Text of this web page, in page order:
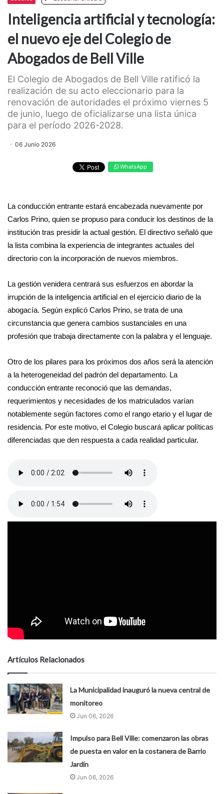
Inteligencia artificial y tecnología:
el nuevo eje del Colegio de
Abogados de Bell Ville
El Colegio de Abogados de Bell Ville ratificó la
realización de su acto eleccionario para la
renovación de autoridades el próximo viernes 5
de junio, luego de oficializarse una lista única
para el período 2026-2028.
06 Junio 2026
WhatsApp
La conducción entrante estará encabezada nuevamente por
Carlos Prino, quien se propuso para conducir los destinos de la
institución tras presidir la actual gestión. El directivo señaló que
la lista combina la experiencia de integrantes actuales del
directorio con la incorporación de nuevos miembros.
La gestión venidera centrará sus esfuerzos en abordar la
irrupción de la inteligencia artificial en el ejercicio diario de la
abogacía. Según explicó Carlos Prino, se trata de una
circunstancia que genera cambios sustanciales en una
profesión que trabaja directamente con la palabra y el lenguaje.
Otro de los pilares para los próximos dos años será la atención
a la heterogeneidad del padrón del departamento. La
conducción entrante reconoció que las demandas,
requerimientos y necesidades de los matriculados varían
notablemente según factores como el rango etario y el lugar de
residencia. Por este motivo, el Colegio buscará aplicar políticas
diferenciadas que den respuesta a cada realidad particular.
Artículos Relacionados
La Municipalidad inauguró la nueva central de
monitoreo
Jun 06, 2026
Impulso para Bell Ville: comenzaron las obras
de puesta en valor en la costanera de Barrio
Jardín
Jun 06, 2026